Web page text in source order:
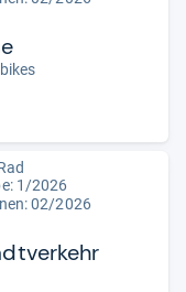
1/2026
02/2026